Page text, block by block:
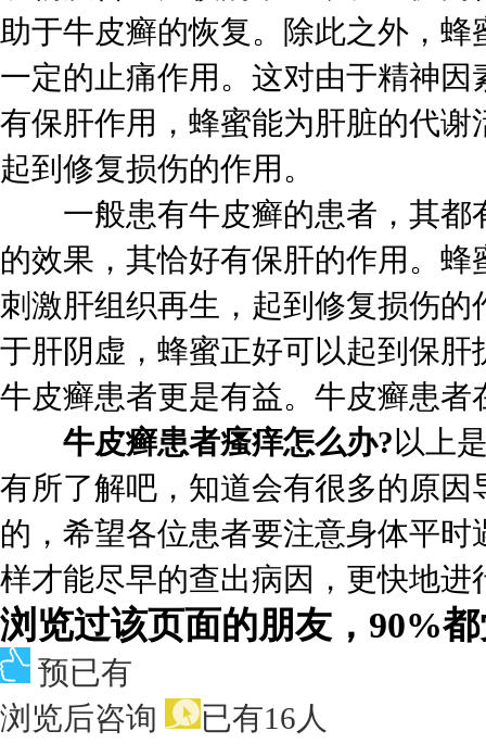
助于牛皮癣的恢复。除此之外，
一定的止痛作用。这对由于精神
有保肝作用，蜂蜜能为肝脏的代
起到修复损伤的作用。
一般患有牛皮癣的患者，其都
的效果，其恰好有保肝的作用。
刺激肝组织再生，起到修复损伤
于肝阴虚，蜂蜜正好可以起到保
牛皮癣患者更是有益。牛皮癣患
牛皮癣患者瘙痒怎么办? 以上
有所了解吧，知道会有很多的原
的，希望各位患者要注意身体平
样才能尽早的查出病因，更快地进
浏览过该页面的朋友，90%
预已有
浏览后咨询
已有16人